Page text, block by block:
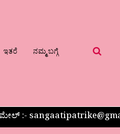
ಇತರೆ ನಮ್ಮ ಬಗ್ಗೆ
:-